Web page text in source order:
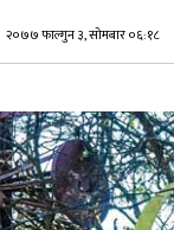
२०७७ फाल्गुन ३, सोमबार ०६:१८